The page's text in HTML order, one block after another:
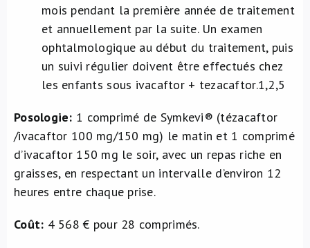
mois pendant la première année de traitement
et annuellement par la suite. Un examen
ophtalmologique au début du traitement, puis
un suivi régulier doivent être effectués chez
les enfants sous ivacaftor + tezacaftor.1,2,5
Posologie: 1 comprimé de Symkevi® (tézacaftor
/ivacaftor 100 mg/150 mg) le matin et 1 comprimé
d’ivacaftor 150 mg le soir, avec un repas riche en
graisses, en respectant un intervalle d’environ 12
heures entre chaque prise.
Coût: 4 568 € pour 28 comprimés.